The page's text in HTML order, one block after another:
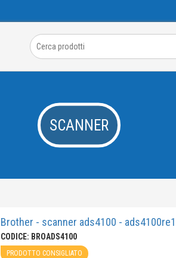
SCANNER
Brother - scanner ads4100 - ads4100re1
CODICE: BROADS4100
PRODOTTO CONSIGLIATO